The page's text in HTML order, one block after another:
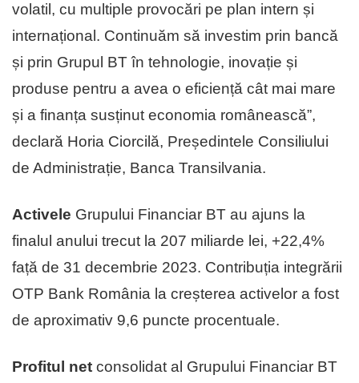
volatil, cu multiple provocări pe plan intern și
internațional. Continuăm să investim prin bancă
și prin Grupul BT în tehnologie, inovație și
produse pentru a avea o eficiență cât mai mare
și a finanța susținut economia românească”,
declară Horia Ciorcilă, Președintele Consiliului
de Administrație, Banca Transilvania.
Activele Grupului Financiar BT au ajuns la
finalul anului trecut la 207 miliarde lei, +22,4%
față de 31 decembrie 2023. Contribuția integrării
OTP Bank România la creșterea activelor a fost
de aproximativ 9,6 puncte procentuale.
Profitul net consolidat al Grupului Financiar BT